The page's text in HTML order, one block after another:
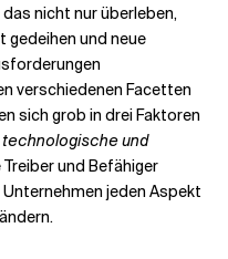
nicht nur überleben,
gedeihen und neue
verschiedenen Facetten
sich grob in drei Faktoren
und
und Befähiger
jeden Aspekt